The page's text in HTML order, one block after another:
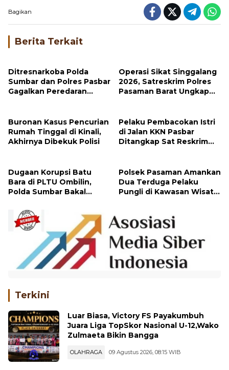
Tag:
Bagikan
Ditresnarkoba Polda
Ganja, 30 Paket Siap Edar
Disita
Operasi Sikat Singgalang
Tujuh Kasus Tindak
Pidana
Buronan Kasus Pencurian
Pelaku Pembacokan Istri
Polres Pasbar di
Pematang Siantar
Dugaan Korupsi Batu
Polda Sumbar Bakal
Periksa Tiga Perusahaan
Pemasok
Polsek Pasaman Amankan
Pungli di Kawasan Wisata
Pohon Seribu Pantai
Terkini
Luar Biasa, Victory FS Payakumbuh
Zulmaeta Bikin Bangga